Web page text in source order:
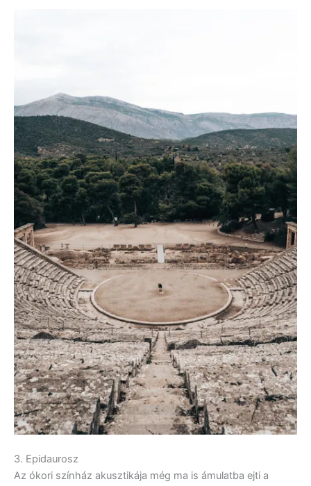
3. Epidaurosz
Az ókori színház akusztikája még ma is ámulatba ejti a